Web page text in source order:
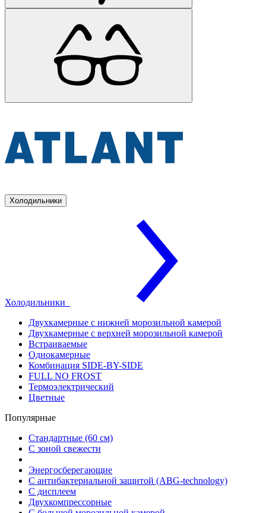
Холодильники
Холодильники
Двухкамерные с нижней морозильной камерой
Двухкамерные с верхней морозильной камерой
Встраиваемые
Однокамерные
Комбинация SIDE-BY-SIDE
FULL NO FROST
Термоэлектрический
Цветные
Популярные
Стандартные (60 см)
С зоной свежести
Энергосберегающие
С антибактериальной защитой (ABG-technology)
С дисплеем
Двухкомпрессорные